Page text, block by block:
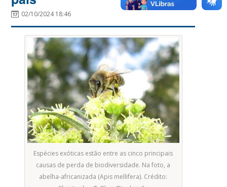
02/10/2024 18:46
Espécies exóticas estão entre as cinco principais
causas de perda de biodiversidade. Na foto, a
abelha-africanizada (Apis mellifera). Crédito: